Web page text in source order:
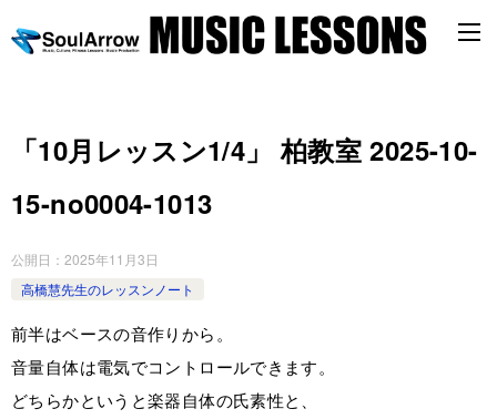
「10月レッスン1/4」 柏教室 2025-10-
15-no0004-1013
公開日： 2025年11月3日
高橋慧先生のレッスンノート
前半はベースの音作りから。
音量自体は電気でコントロールできます。
どちらかというと楽器自体の氏素性と、